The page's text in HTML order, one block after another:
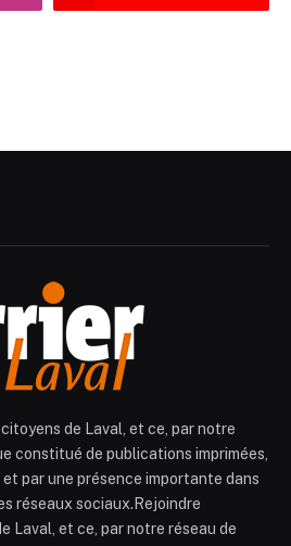
citoyens de Laval, et ce, par notre
constitué de publications imprimées,
par une présence importante dans
réseaux sociaux.Rejoindre
Laval, et ce, par notre réseau de